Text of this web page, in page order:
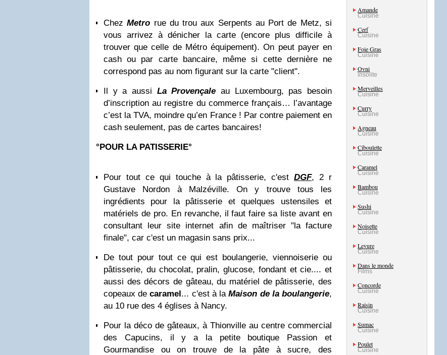
ChezMetro rue du trou aux Serpents au Port de Metz, si
vous arrivez à dénicher la carte (encore plus difficile à
trouver que celle de Métro équipement). On peut payer en
cash ou par carte bancaire, même si cette dernière ne
correspond pas au nom figurant sur la carte "client".
Il y a aussi La Provençale au Luxembourg, pas besoin
d’inscription au registre du commerce français… l’avantage
c’est la TVA, moindre qu’en France ! Par contre paiement en
cash seulement, pas de cartes bancaires!
°POUR LA PATISSERIE°
Pour tout ce qui touche à la pâtisserie, c'estDGF, 2 r
Gustave Nordon à Malzéville. On y trouve tous les
ingrédients pour la pâtisserie et quelques ustensiles et
matériels de pro. En revanche, il faut faire sa liste avant en
consultant leur site internet afin de maîtriser "la facture
finale", car c'est un magasin sans prix...
De tout pour tout ce qui est boulangerie, viennoiserie ou
pâtisserie, du chocolat, pralin, glucose, fondant et cie.... et
aussi des décors de gâteau, du matériel de pâtisserie, des
copeaux decaramel... c'est à laMaison de la boulangerie,
au 10 rue des 4 églises à Nancy.
Pour la déco de gâteaux, à Thionville au centre commercial
des Capucins, il y a la petite boutique Passion et
Gourmandise ou on trouve de la pâte à sucre, des
Amande
Cuisine
Cerf
Cuisine
Foie Gras
Cuisine
Ovni
insolite
Merveilles
Cuisine
Curry
Cuisine
Agneau
Cuisine
Ciboulette
Cuisine
Caramel
Cuisine
Bambou
Cuisine
Sushi
Cuisine
Noisette
Cuisine
Levure
Cuisine
Dans le monde
Films
Concorde
Cuisine
Raisin
Cuisine
Sumac
Cuisine
Poulet
Cuisine